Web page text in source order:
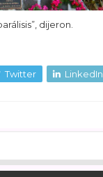
dijeron.
Twitter LinkedIn